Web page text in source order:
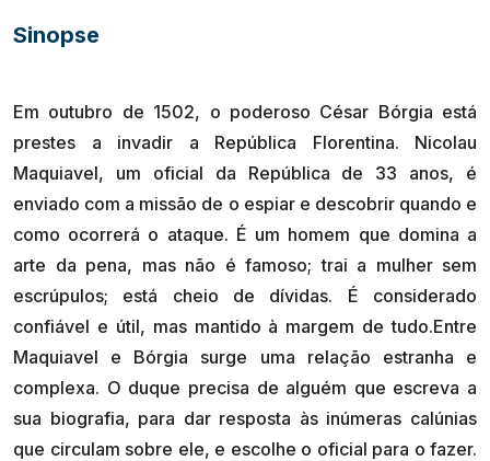
Sinopse
Em outubro de 1502, o poderoso César Bórgia está
prestes a invadir a República Florentina. Nicolau
Maquiavel, um oficial da República de 33 anos, é
enviado com a missão de o espiar e descobrir quando e
como ocorrerá o ataque. É um homem que domina a
arte da pena, mas não é famoso; trai a mulher sem
escrúpulos; está cheio de dívidas. É considerado
confiável e útil, mas mantido à margem de tudo.Entre
Maquiavel e Bórgia surge uma relação estranha e
complexa. O duque precisa de alguém que escreva a
sua biografia, para dar resposta às inúmeras calúnias
que circulam sobre ele, e escolhe o oficial para o fazer.